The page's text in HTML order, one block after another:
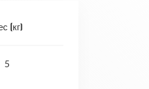
(кг)
5